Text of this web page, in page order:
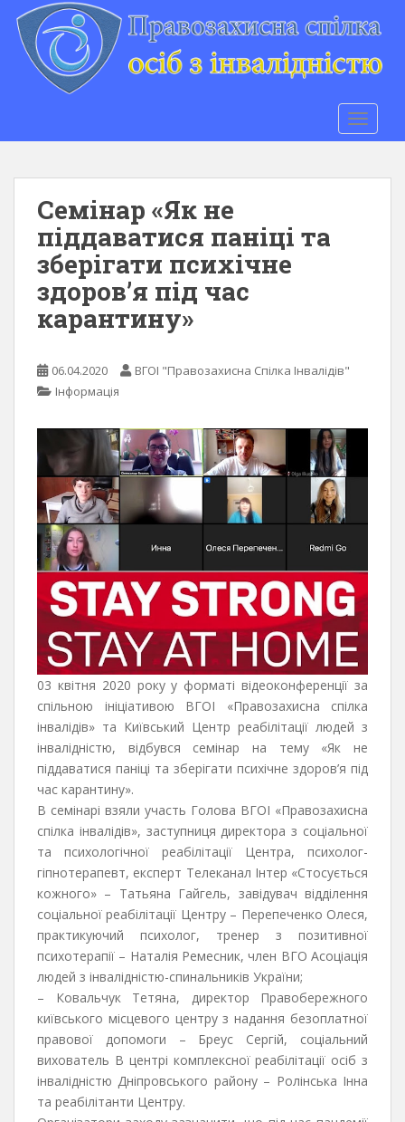
Семінар «Як не
піддаватися паніці та
зберігати психічне
здоров’я під час
карантину»
06.04.2020
ВГОІ "Правозахисна Спілка Інвалідів"
Інформація
03 квітня 2020 року у форматі відеоконференції за
спільною ініціативою ВГОІ «Правозахисна спілка
інвалідів» та Київський Центр реабілітації людей з
інвалідністю, відбувся семінар на тему «Як не
піддаватися паніці та зберігати психічне здоров’я під
час карантину».
В семінарі взяли участь Голова ВГОІ «Правозахисна
спілка інвалідів», заступниця директора з соціальної
та психологічної реабілітації Центра, психолог-
гіпнотерапевт, експерт Телеканал Інтер «Стосується
кожного» – Татьяна Гайгель, завідувач відділення
соціальної реабілітації Центру – Перепеченко Олеся,
практикуючий психолог, тренер з позитивної
психотерапії – Наталія Ремесник, член ВГО Асоціація
людей з інвалідністю-спинальників України;
– Ковальчук Тетяна, директор Правобережного
київського місцевого центру з надання безоплатної
правової допомоги – Бреус Сергій, соціальний
вихователь В центрі комплексної реабілітації осіб з
інвалідністю Дніпровського району – Ролінська Інна
та реабілітанти Центру.